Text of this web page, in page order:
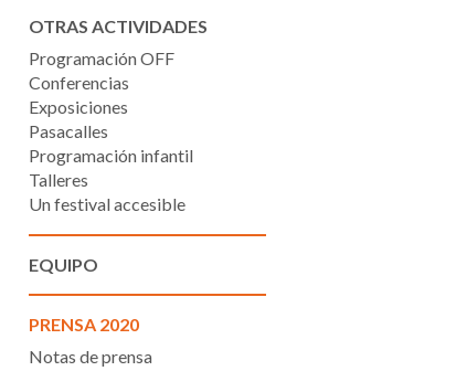
OTRAS ACTIVIDADES
Programación OFF
Conferencias
Exposiciones
Pasacalles
Programación infantil
Talleres
Un festival accesible
EQUIPO
PRENSA 2020
Notas de prensa